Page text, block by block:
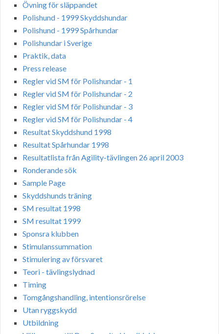
Övning för släppandet
Polishund - 1999 Skyddshundar
Polishund - 1999 Spårhundar
Polishundar i Sverige
Praktik, data
Press release
Regler vid SM för Polishundar - 1
Regler vid SM för Polishundar - 2
Regler vid SM för Polishundar - 3
Regler vid SM för Polishundar - 4
Resultat Skyddshund 1998
Resultat Spårhundar 1998
Resultatlista från Agility-tävlingen 26 april 2003
Ronderande sök
Sample Page
Skyddshunds träning
SM resultat 1998
SM resultat 1999
Sponsra klubben
Stimulanssummation
Stimulering av försvaret
Teori - tävlingslydnad
Timing
Tomgångshandling, intentionsrörelse
Utan ryggskydd
Utbildning